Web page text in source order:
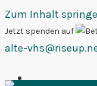
Zum Inhalt
Jetzt spenden auf
alte-